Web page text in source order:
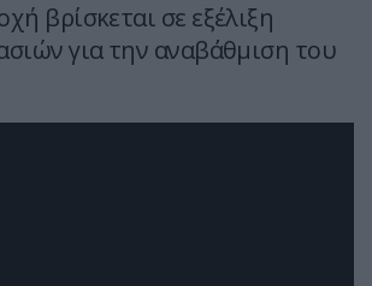
βρίσκεται σε εξέλιξη
για την αναβάθμιση του